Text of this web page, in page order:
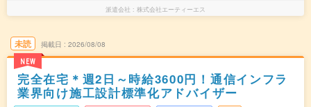
派遣会社 株式会社エーティーエス
未読
NEW
掲載日 2026/08/08
完全在宅＊週2日～時給3600円！通信インフラ
業界向け施工設計標準化アドバイザー